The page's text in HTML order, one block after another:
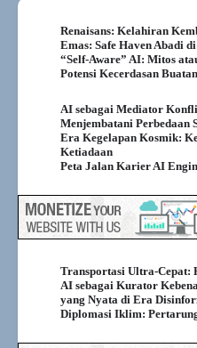
Renaisans: Kelahiran
Emas: Safe Haven Abadi
“Self-Aware” AI: Mitos
Potensi Kecerdasan
AI sebagai Mediator
Menjembatani Perbedaan
Era Kegelapan Kosmik:
Ketiadaan
Peta Jalan Karier AI
Transportasi Ultra-Cepat:
AI sebagai Kurator
yang Nyata di Era
Diplomasi Iklim: